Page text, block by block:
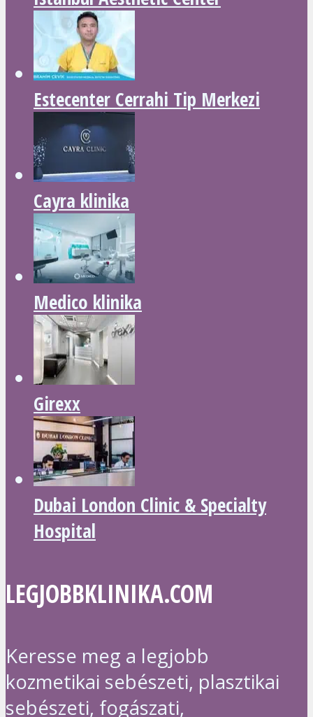
Estecenter Cerrahi Tip Merkezi
Cayra klinika
Medico klinika
Girexx
Dubai London Clinic & Specialty
Hospital
LEGJOBBKLINIKA.COM
Keresse meg a legjobb
kozmetikai sebészeti, plasztikai
sebészeti, fogászati,